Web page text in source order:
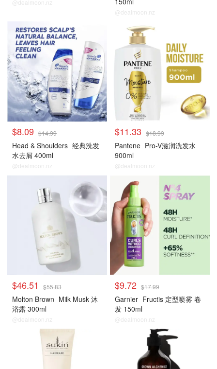
@dealmoon.nz
@dealmoon.nz
$8.09 $14.99
Head & Shoulders 经典洗发
水去屑 400ml
@dealmoon.nz
$11.33 $18.99
Pantene Pro-V滋润洗发水
900ml
@dealmoon.nz
$46.51 $55.83
Molton Brown Milk Musk 沐
浴露 300ml
@dealmoon.nz
$9.72 $17.99
Garnier Fructis 定型喷雾 卷
发 150ml
@dealmoon.nz